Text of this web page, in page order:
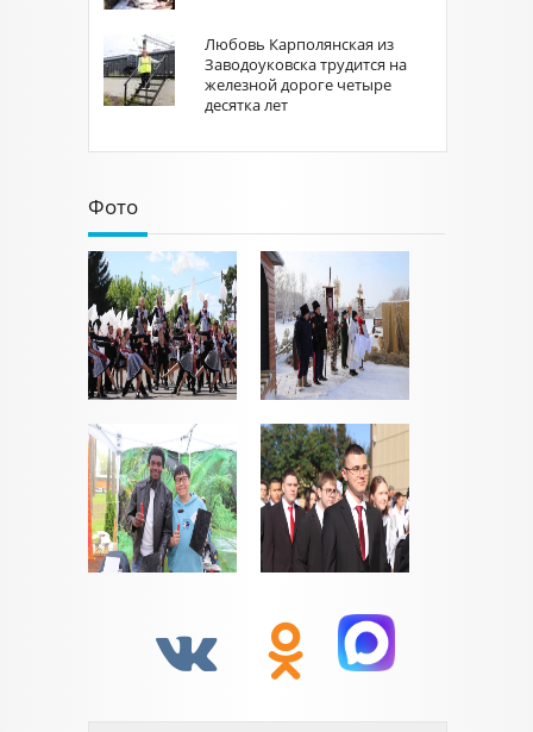
Любовь Карполянская из
Заводоуковска трудится на
железной дороге четыре
десятка лет
Фото